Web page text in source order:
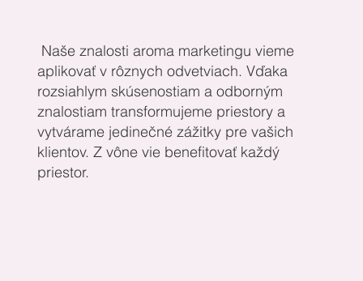
Naše znalosti aroma marketingu vieme
aplikovať v rôznych odvetviach. Vďaka
rozsiahlym skúsenostiam a odborným
znalostiam transformujeme priestory a
vytvárame jedinečné zážitky pre vašich
klientov. Z vône vie benefitovať každý
priestor.